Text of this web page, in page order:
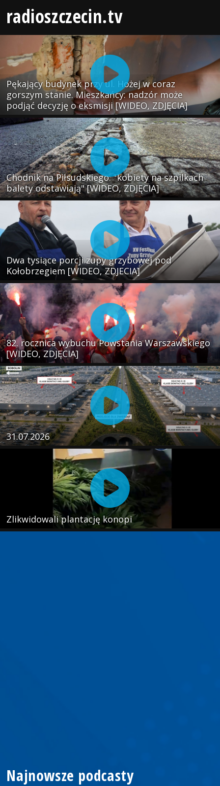
radioszczecin.tv
Pękający budynek przy ul. Hożej w coraz
gorszym stanie. Mieszkańcy: nadzór może
podjąć decyzję o eksmisji [WIDEO, ZDJĘCIA]
Chodnik na Piłsudskiego: "kobiety na szpilkach
balety odstawiają" [WIDEO, ZDJĘCIA]
Dwa tysiące porcji zupy grzybowej pod
Kołobrzegiem [WIDEO, ZDJECIA]
82. rocznica wybuchu Powstania Warszawskiego
[WIDEO, ZDJĘCIA]
31.07.2026
Zlikwidowali plantację konopi
Najnowsze podcasty